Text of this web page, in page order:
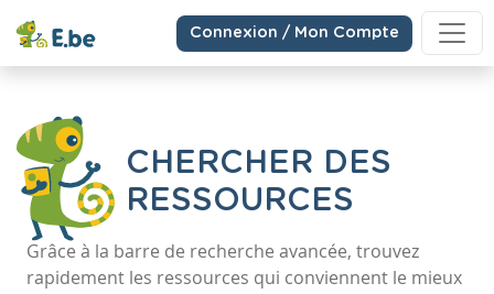
Connexion / Mon Compte
CHERCHER DES
RESSOURCES
Grâce à la barre de recherche avancée, trouvez
rapidement les ressources qui conviennent le mieux